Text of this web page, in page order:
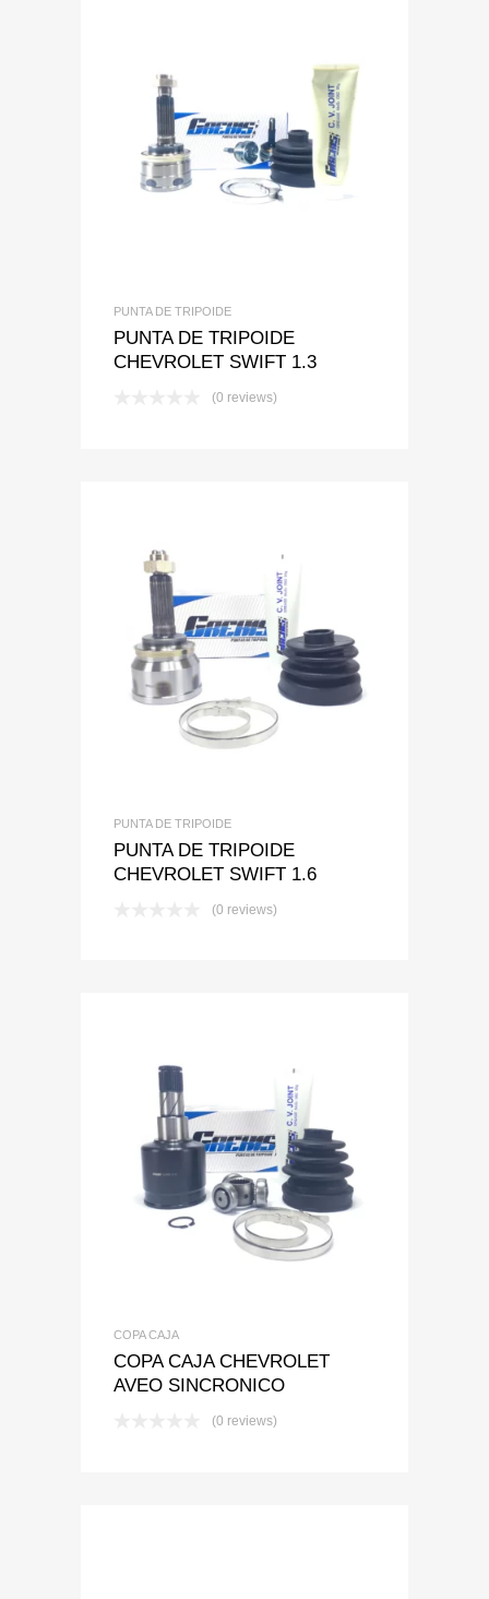
Add to Wishlist
Add to Compare
PUNTA DE TRIPOIDE
PUNTA DE TRIPOIDE
CHEVROLET SWIFT 1.3
(0 reviews)
Add to Wishlist
Add to Compare
PUNTA DE TRIPOIDE
PUNTA DE TRIPOIDE
CHEVROLET SWIFT 1.6
(0 reviews)
Add to Wishlist
Add to Compare
COPA CAJA
COPA CAJA CHEVROLET
AVEO SINCRONICO
(0 reviews)